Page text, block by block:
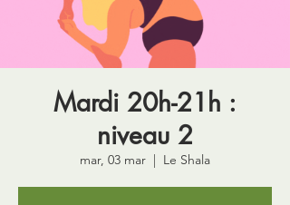
Mardi 20h-21h :
niveau 2
mar, 03 mar
  |
Le Shala